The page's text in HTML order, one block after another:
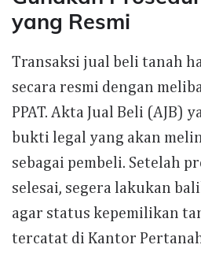
yang Resmi
Transaksi jual beli tanah
secara resmi dengan
PPAT. Akta Jual Beli (AJB)
bukti legal yang akan
sebagai pembeli. Setelah
selesai, segera lakukan
agar status kepemilikan
tercatat di Kantor